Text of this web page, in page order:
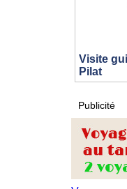
Visite
Pilat
Publicité